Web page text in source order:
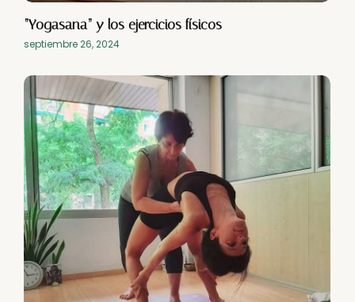
“Yogasana” y los ejercicios físicos
septiembre 26, 2024